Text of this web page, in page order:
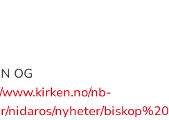
OG
nb-
nidaros/nyheter/